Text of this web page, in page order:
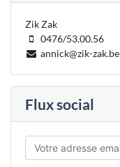
Zik Zak
0476/53.00.56
annick@zik-zak.be
Flux social